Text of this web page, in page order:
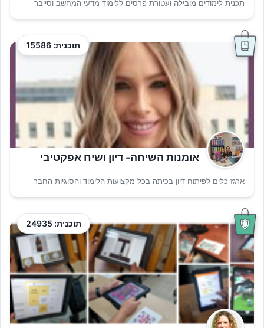
תכנית לימודים מובילה ועטורת פרסים ללימוד מדעי המחשב וסייבר
תוכנית: 15586
אומנות השיחה- דיון ושיח אפקטיבי
ארגז כלים לפיתוח דיון בכיתה בכל מקצועות הלימוד והסוגיות החבר
תוכנית: 24935